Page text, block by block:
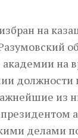
на
на
из
президентом
делами